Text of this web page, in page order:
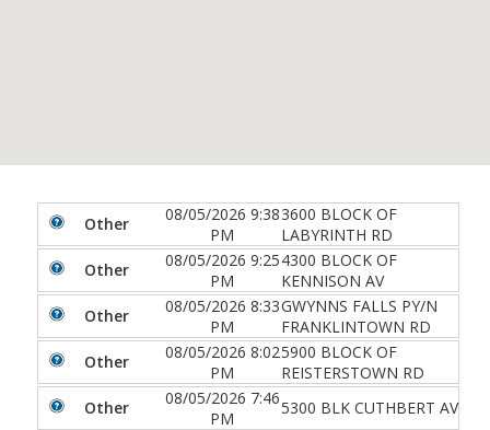
Other
08/05/2026 9:38
PM
3600 BLOCK OF
LABYRINTH RD
Other
08/05/2026 9:25
PM
4300 BLOCK OF
KENNISON AV
Other
08/05/2026 8:33
PM
GWYNNS FALLS PY/N
FRANKLINTOWN RD
Other
08/05/2026 8:02
PM
5900 BLOCK OF
REISTERSTOWN RD
Other
08/05/2026 7:46
PM
5300 BLK CUTHBERT AV